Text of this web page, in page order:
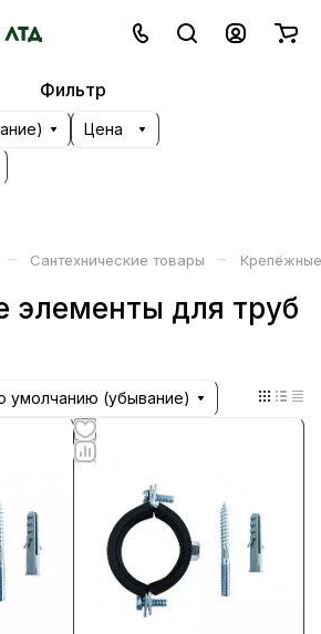
Фильтр
Цена
– Сантехнические товары –
элементы для труб
умолчанию (убывание)